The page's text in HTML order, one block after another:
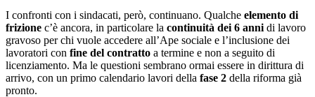
I confronti con i sindacati, però, continuano. Qualche elemento di
frizione c’è ancora, in particolare la continuità dei 6 anni di lavoro
gravoso per chi vuole accedere all’Ape sociale e l’inclusione dei
lavoratori con fine del contratto a termine e non a seguito di
licenziamento. Ma le questioni sembrano ormai essere in dirittura di
arrivo, con un primo calendario lavori della fase 2 della riforma già
pronto.